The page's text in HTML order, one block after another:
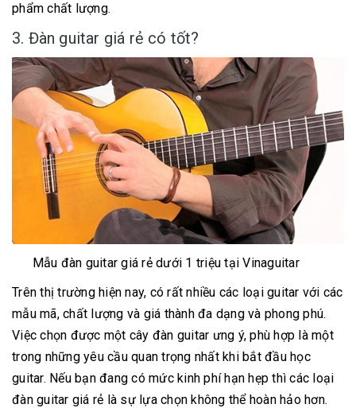
phẩm chất lượng.
3. Đàn guitar giá rẻ có tốt?
Mẫu đàn guitar giá rẻ dưới 1 triệu tại Vinaguitar
Trên thị trường hiện nay, có rất nhiều các loại guitar với các
mẫu mã, chất lượng và giá thành đa dạng và phong phú.
Việc chọn được một cây đàn guitar ưng ý, phù hợp là một
trong những yêu cầu quan trọng nhất khi bắt đầu học
guitar. Nếu bạn đang có mức kinh phí hạn hẹp thì các loại
đàn guitar giá rẻ là sự lựa chọn không thể hoàn hảo hơn.